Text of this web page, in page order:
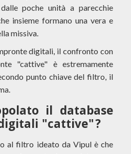
poche unità a parecchie
insieme formano una vera e
missiva.
digitali, il confronto con
"cattive" è estremamente
punto chiave del filtro, il
il database
"cattive"?
al filtro ideato da Vipul è che